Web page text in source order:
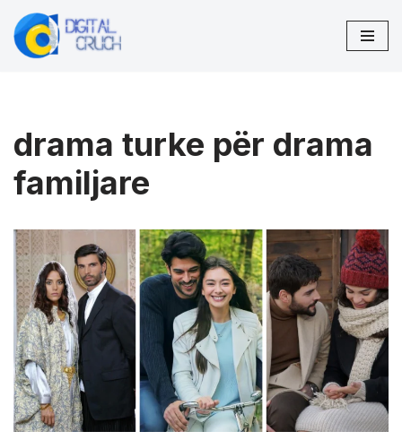
Skip
drama turke për drama
familjare